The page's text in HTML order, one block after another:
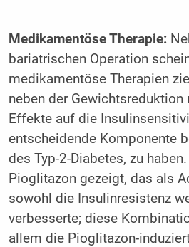
Medikamentöse Therapie:
bariatrischen Operation
medikamentöse Therapien
neben der
Effekte auf die
entscheidende Komponente
des Typ-2-Diabetes, zu
Pioglitazon gezeigt, das als
sowohl die Insulinresistenz
verbesserte; diese
allem die Pioglitazon-